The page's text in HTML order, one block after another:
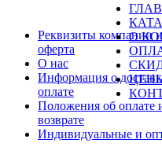
О
Реквизиты компании и
оферта
О нас
Информация о
оплате
Положения об оплате
возврате
Индивидуальные и